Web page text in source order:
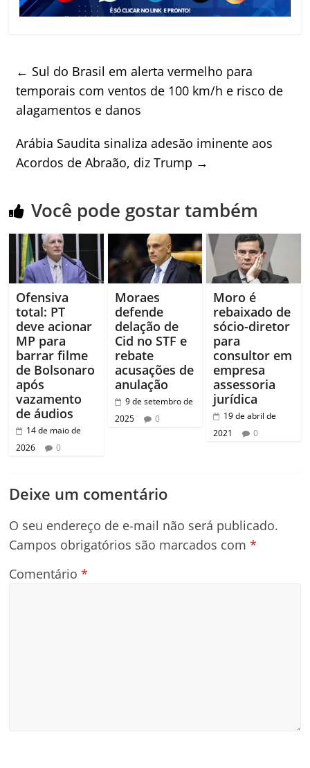
← Sul do Brasil em alerta vermelho para
temporais com ventos de 100 km/h e risco de
alagamentos e danos
Arábia Saudita sinaliza adesão iminente aos
Acordos de Abraão, diz Trump →
Você pode gostar também
Ofensiva
total: PT
deve acionar
MP para
barrar filme
de Bolsonaro
após
vazamento
de áudios
14 de maio de
2026
0
Moraes
defende
delação de
Cid no STF e
rebate
acusações de
anulação
9 de setembro de
2025
0
Moro é
rebaixado de
sócio-diretor
para
consultor em
empresa
assessoria
jurídica
19 de abril de
2021
0
Deixe um comentário
O seu endereço de e-mail não será publicado.
Campos obrigatórios são marcados com*
Comentário*